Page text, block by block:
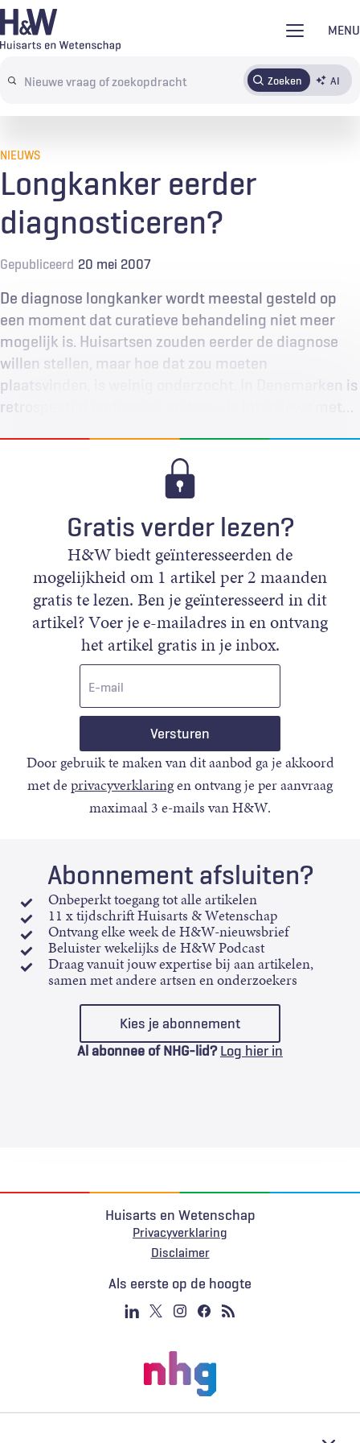
Overslaan
en
de
MENU
Search
terms
Zoeken AI
AbonnerenTijdschrift Inloggen
NIEUWS
Longkanker eerder
diagnosticeren?
Gepubliceerd 20 mei 2007
De diagnose longkanker wordt meestal gesteld op
een moment dat curatieve behandeling niet meer
mogelijk is. Huisartsen zouden eerder de diagnose
willen stellen, maar hoe dat zou moeten
plaatsvinden, is weinig onderzocht. In Denemarken is
retrospectief onderzoek gedaan via interviews met…
Gratis verder lezen?
H&W biedt geïnteresseerden de
mogelijkheid om 1 artikel per 2 maanden
gratis te lezen. Ben je geïnteresseerd in dit
artikel? Voer je e-mailadres in en ontvang
het artikel gratis in je inbox.
Door gebruik te maken van dit aanbod ga je akkoord
met deprivacyverklaringen ontvang je per aanvraag
maximaal 3 e-mails van H&W.
Abonnement afsluiten?
Onbeperkt toegang tot alle artikelen
11 x tijdschrift Huisarts & Wetenschap
Ontvang elke week de H&W-nieuwsbrief
Beluister wekelijks de H&W Podcast
Draag vanuit jouw expertise bij aan artikelen,
samen met andere artsen en onderzoekers
Kies je abonnement
Al abonnee of NHG-lid? Log hier in
Huisarts en Wetenschap
Privacyverklaring
Voet
Disclaimer
Als eerste op de hoogte